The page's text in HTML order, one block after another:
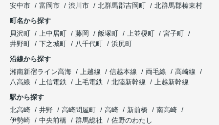
安中市
富岡市 渋川市 北群馬郡吉岡町
北群馬郡榛東村
町名から探す
貝沢町
上中居町 藤岡 飯塚町 上並榎町
宮子町
井野町
下之城町 八千代町
浜尻町
沿線から探す
湘南新宿ライン高海
上越線 信越本線 両毛線
高崎線
八高線
上信電鉄 上毛電鉄 北陸新幹線
上越新幹線
駅から探す
北高崎
井野 高崎問屋町 高崎 新前橋
南高崎
伊勢崎
中央前橋 群馬総社 佐野のわたし